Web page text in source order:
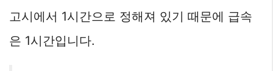
고시에서 1시간으로 정해져 있기 때문에 급속
은 1시간입니다.